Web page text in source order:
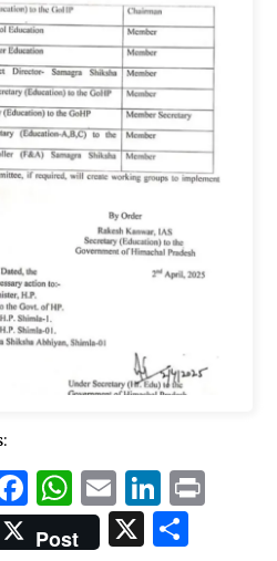
Facebook
WhatsApp
Email
Post X